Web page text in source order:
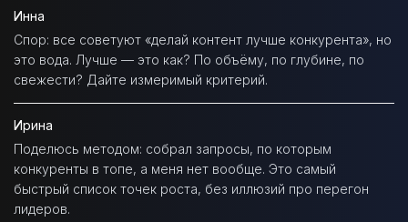
Инна
Спор: все советуют «делай контент лучше конкурента», но
это вода. Лучше — это как? По объёму, по глубине, по
свежести? Дайте измеримый критерий.
Ирина
Поделюсь методом: собрал запросы, по которым
конкуренты в топе, а меня нет вообще. Это самый
быстрый список точек роста, без иллюзий про перегон
лидеров.